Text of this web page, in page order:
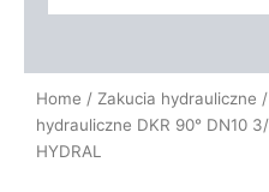
Home / Zakucia hydrauliczne /
hydrauliczne DKR 90° DN10
HYDRAL